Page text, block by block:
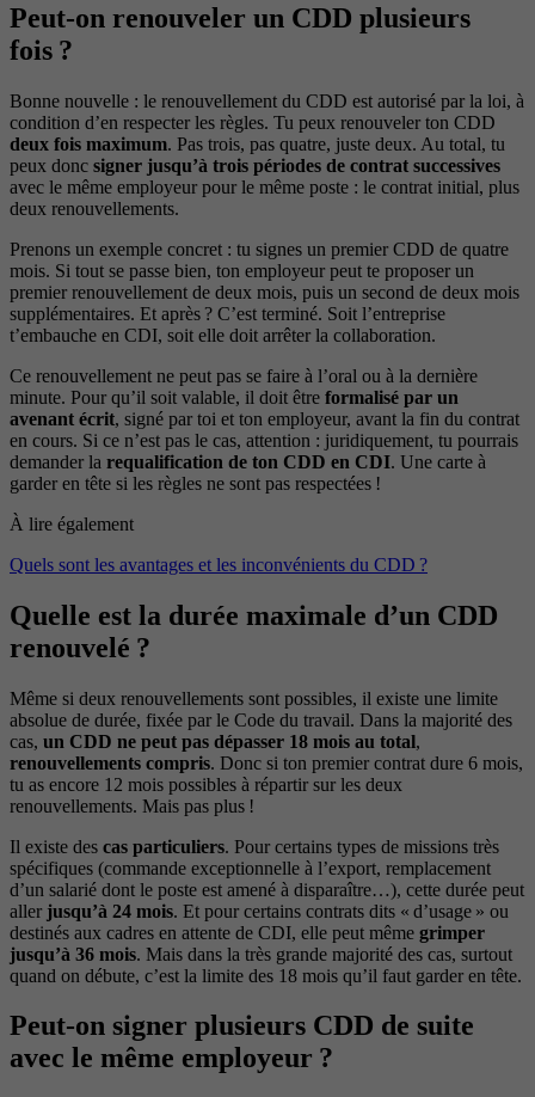
Peut-on renouveler un CDD plusieurs
fois ?
Bonne nouvelle : le renouvellement du CDD est autorisé par la loi, à
condition d’en respecter les règles. Tu peux renouveler ton CDD
deux fois maximum. Pas trois, pas quatre, juste deux. Au total, tu
peux donc signer jusqu’à trois périodes de contrat successives
avec le même employeur pour le même poste : le contrat initial, plus
deux renouvellements.
Prenons un exemple concret : tu signes un premier CDD de quatre
mois. Si tout se passe bien, ton employeur peut te proposer un
premier renouvellement de deux mois, puis un second de deux mois
supplémentaires. Et après ? C’est terminé. Soit l’entreprise
t’embauche en CDI, soit elle doit arrêter la collaboration.
Ce renouvellement ne peut pas se faire à l’oral ou à la dernière
minute. Pour qu’il soit valable, il doit être formalisé par un
avenant écrit, signé par toi et ton employeur, avant la fin du contrat
en cours. Si ce n’est pas le cas, attention : juridiquement, tu pourrais
demander la requalification de ton CDD en CDI. Une carte à
garder en tête si les règles ne sont pas respectées !
À lire également
Quels sont les avantages et les inconvénients du CDD ?
Quelle est la durée maximale d’un CDD
renouvelé ?
Même si deux renouvellements sont possibles, il existe une limite
absolue de durée, fixée par le Code du travail. Dans la majorité des
cas, un CDD ne peut pas dépasser 18 mois au total,
renouvellements compris. Donc si ton premier contrat dure 6 mois,
tu as encore 12 mois possibles à répartir sur les deux
renouvellements. Mais pas plus !
Il existe des cas particuliers. Pour certains types de missions très
spécifiques (commande exceptionnelle à l’export, remplacement
d’un salarié dont le poste est amené à disparaître…), cette durée peut
aller jusqu’à 24 mois. Et pour certains contrats dits « d’usage » ou
destinés aux cadres en attente de CDI, elle peut même grimper
jusqu’à 36 mois. Mais dans la très grande majorité des cas, surtout
quand on débute, c’est la limite des 18 mois qu’il faut garder en tête.
Peut-on signer plusieurs CDD de suite
avec le même employeur ?